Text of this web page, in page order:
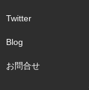
Twitter
Blog
お問合せ